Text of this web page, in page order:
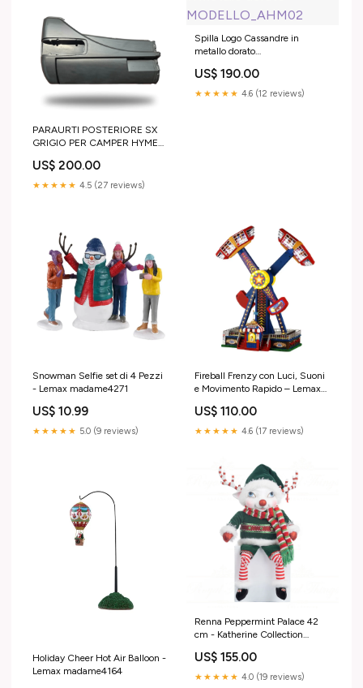
PARAURTI POSTERIORE SX
GRIGIO PER CAMPER HYMER
(HYM 1285963) CUCINA
US$ 200.00
★★★★★ 4.5 (27 reviews)
Spilla Logo Cassandre in
metallo dorato
US$ 190.00
★★★★★ 4.6 (12 reviews)
Snowman Selfie set di 4 Pezzi
- Lemax madame4271
US$ 10.99
★★★★★ 5.0 (9 reviews)
Fireball Frenzy con Luci, Suoni
e Movimento Rapido – Lemax
US$ 110.00
★★★★★ 4.6 (17 reviews)
Holiday Cheer Hot Air Balloon -
Lemax madame4164
Renna Peppermint Palace 42
cm - Katherine Collection
US$ 155.00
★★★★★ 4.0 (19 reviews)